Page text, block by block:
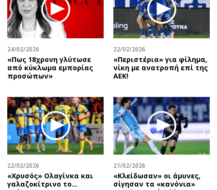
24/02/2026
«Πως 18χρονη γλύτωσε
από κύκλωμα εμπορίας
προσώπων»
22/02/2026
«Περιστέρια» για φίλημα,
νίκη με ανατροπή επί της
ΑΕΚ!
22/02/2026
«Χρυσός» Ολαγίνκα και
γαλαζοκίτρινο το…
21/02/2026
«Κλείδωσαν» οι άμυνες,
σίγησαν τα «κανόνια»